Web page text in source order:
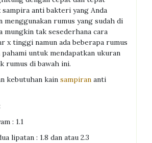
sampira anti bakteri yang Anda
menggunakan rumus yang sudah di
mungkin tak sesederhana cara
x tinggi namun ada beberapa rumus
pahami untuk mendapatkan ukuran
rumus di bawah ini.
kebutuhan kain sampiran anti
: 1.1
lipatan : 1.8 dan atau 2.3